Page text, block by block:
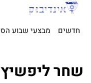
חדשים מבצעי שבוע הספר
שחר ליפשיץ